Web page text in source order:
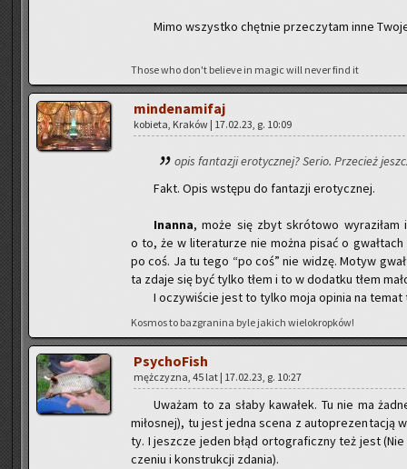
Mimo wszyst­ko chęt­nie prze­czy­tam inne
Those who don't be­lie­ve in magic will never find it
min­de­na­mi­faj
ko­bie­ta, Kra­ków | 17.02.23, g. 10:09
opis fan­ta­zji ero­tycz­nej? Serio. Prze­cież
Fakt. Opis wstę­pu do fan­ta­zji ero­tycz­nej.
In­an­na, może się zbyt skró­to­wo
o to, że w li­te­ra­tu­rze nie można pisać o
po coś. Ja tu tego “po coś” nie widzę. Motyw
ta zdaje się być tylko tłem i to w do­dat­ku tłem
I oczy­wi­ście jest to tylko moja opi­nia na temat
Ko­smos to ba­zgra­ni­na byle ja­kich wie­lo­krop­ków!
Psy­cho­Fish
męż­czy­zna, 45 lat | 17.02.23, g. 10:27
Uwa­żam to za słaby ka­wa­łek. Tu nie ma
mi­ło­snej), tu jest jedna scena z au­to­pre­zen­ta­cją
ty. I jesz­cze jeden błąd or­to­gra­ficz­ny też jest
cze­niu i kon­struk­cji zda­nia).